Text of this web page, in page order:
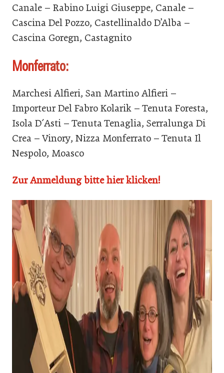
Canale – Rabino Luigi Giuseppe, Canale –
Cascina Del Pozzo, Castellinaldo D’Alba –
Cascina Goregn, Castagnito
Monferrato:
Marchesi Alfieri, San Martino Alfieri –
Importeur Del Fabro Kolarik – Tenuta Foresta,
Isola D´Asti – Tenuta Tenaglia, Serralunga Di
Crea – Vinory, Nizza Monferrato – Tenuta Il
Nespolo, Moasco
Zur Anmeldung bitte hier klicken!